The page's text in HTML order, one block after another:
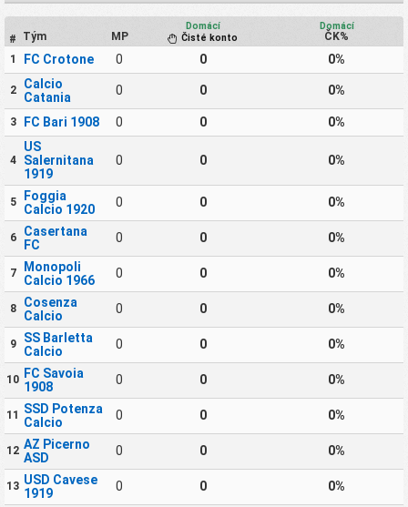
# Tým MP
Domácí
Čisté konto
Domácí
ČK%
1
FC Crotone 0 0 0%
2
Calcio
Catania
0 0 0%
3 FC Bari 1908 0 0 0%
4
US
Salernitana
1919
0 0 0%
5
Foggia
Calcio 1920
0 0 0%
6
Casertana
FC
0 0 0%
7
Monopoli
Calcio 1966
0 0 0%
8
Cosenza
Calcio
0 0 0%
9
SS Barletta
Calcio
0 0 0%
10 FC Savoia
1908
0 0 0%
11
SSD Potenza
Calcio
0 0 0%
12 AZ Picerno
ASD
0 0 0%
13 USD Cavese
1919
0 0 0%